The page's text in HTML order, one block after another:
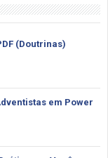
(Doutrinas)
em Power